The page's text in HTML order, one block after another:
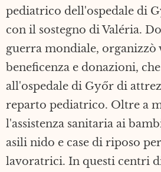
pediatrico dell'ospedale di
con il sostegno di Valéria.
guerra mondiale, organizzò
beneficenza e donazioni,
all'ospedale di Győr di
reparto pediatrico. Oltre a
l'assistenza sanitaria ai
asili nido e case di riposo
lavoratrici. In questi centri